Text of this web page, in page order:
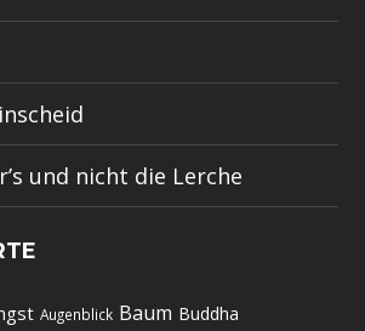
und nicht die Lerche
Augenblick Baum Buddha